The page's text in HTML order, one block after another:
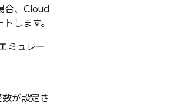
、 Cloud
します。
ミュレー
が設定さ